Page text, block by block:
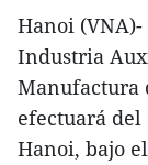
Hanoi
Industria
Manufactura
efectuará
Hanoi, bajo